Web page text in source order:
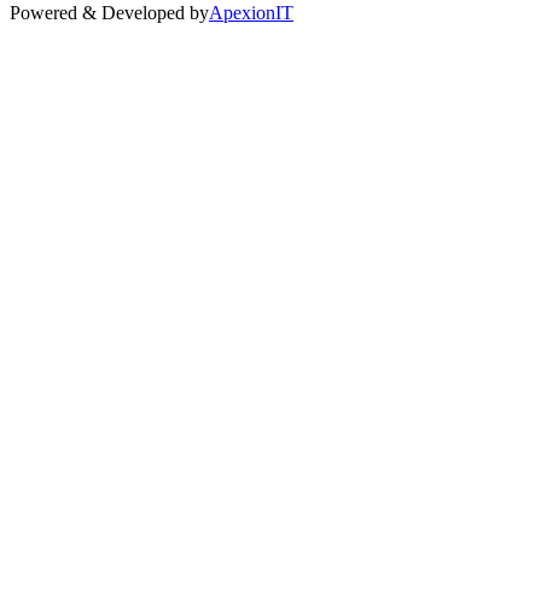
Powered & Developed byApexionIT